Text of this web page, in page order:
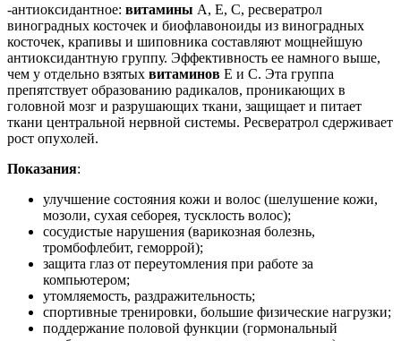
-антиоксидантное: витамины А, Е, С, ресвератрол
виноградных косточек и биофлавоноиды из виноградных
косточек, крапивы и шиповника составляют мощнейшую
антиоксидантную группу. Эффективность ее намного выше,
чем у отдельно взятых витаминов Е и С. Эта группа
препятствует образованию радикалов, проникающих в
головной мозг и разрушающих ткани, защищает и питает
ткани центральной нервной системы. Ресвератрол сдерживает
рост опухолей.
Показания:
улучшение состояния кожи и волос (шелушение кожи,
мозоли, сухая себорея, тусклость волос);
сосудистые нарушения (варикозная болезнь,
тромбофлебит, геморрой);
защита глаз от переутомления при работе за
компьютером;
утомляемость, раздражительность;
спортивные тренировки, большие физические нагрузки;
поддержание половой функции (гормональный